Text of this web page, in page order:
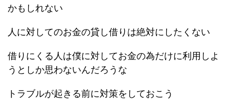
かもしれない
人に対してのお金の貸し借りは絶対にしたくない
借りにくる人は僕に対してお金の為だけに利用しよ
うとしか思わないんだろうな
トラブルが起きる前に対策をしておこう